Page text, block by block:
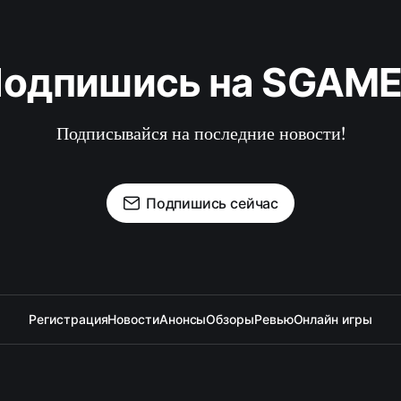
на
Подписывайся на последние новости!
Подпишись сейчас
РегистрацияНовостиАнонсыОбзорыРевьюОнлайн игры